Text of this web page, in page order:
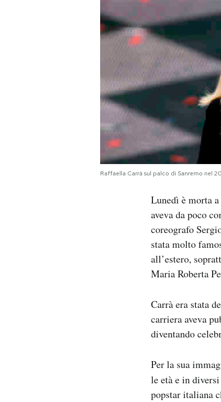
Raffaella Carrà sul palco di Sanremo nel
Lunedì è morta
aveva da poco
coreografo
stata molto
all’estero,
Maria Roberta
Carrà era stata
carriera aveva
diventando
Per la sua
le età e in
popstar italiana